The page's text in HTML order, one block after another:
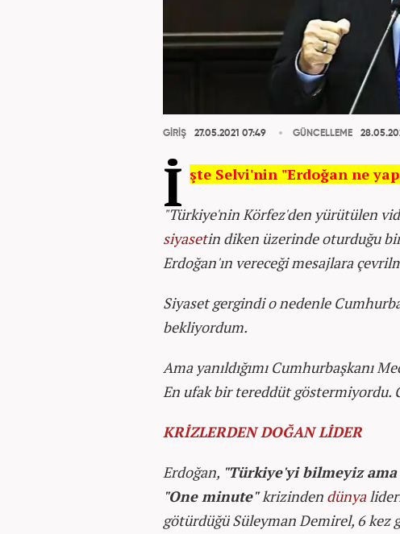
GİRİŞ 27.05.2021 07:49 GÜNCELLEME
İ şte Selvi'nin "Erdoğan ne
"Türkiye'nin Körfez'den yürütülen
siyasetin diken üzerinde oturduğu
Erdoğan'ın vereceği mesajlara
Siyaset gergindi o nedenle
bekliyordum.
Ama yanıldığımı Cumhurbaşkanı
En ufak bir tereddüt göstermiyordu.
KRİZLERDEN DOĞAN LİDER
Erdoğan, "Türkiye'yi bilmeyiz
"One minute"krizinden dünyalideri
götürdüğü Süleyman Demirel, 6